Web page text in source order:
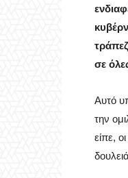
σε
Αυτό
την
είπε,